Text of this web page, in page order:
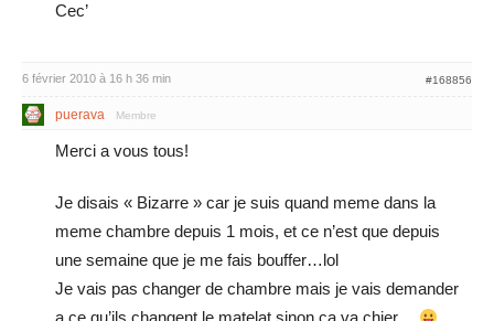
Cec’
6 février 2010 à 16 h 36 min #168856
puerava Membre
Merci a vous tous!
Je disais « Bizarre » car je suis quand meme dans la
meme chambre depuis 1 mois, et ce n’est que depuis
une semaine que je me fais bouffer…lol
Je vais pas changer de chambre mais je vais demander
a ce qu’ils changent le matelat sinon ça va chier…